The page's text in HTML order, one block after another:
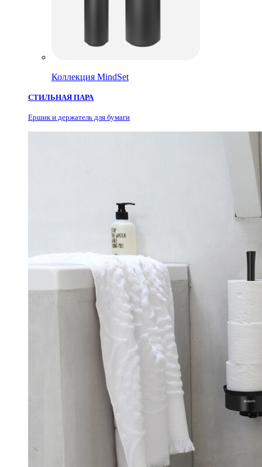
Коллекция MindSet
СТИЛЬНАЯ ПАРА
Ершик и держатель для бумаги